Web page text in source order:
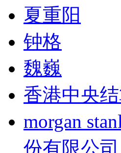
夏重阳
钟格
魏巍
香港中央
morgan
份有限公司